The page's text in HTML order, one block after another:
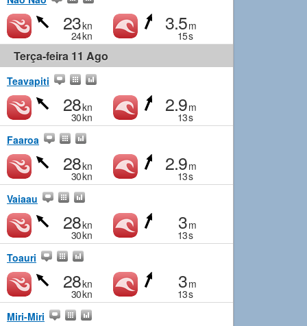
23kn
24kn
3.5m
15s
Terça-feira 11 Ago
Teavapiti
28kn
30kn
2.9m
13s
Faaroa
28kn
30kn
2.9m
13s
Vaiaau
28kn
30kn
3m
13s
Toauri
28kn
30kn
3m
13s
Miri-Miri